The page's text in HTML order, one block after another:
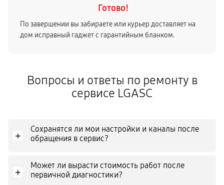
Готово!
По завершении вы забираете или курьер доставляет на
дом исправный гаджет с гарантийным бланком.
Вопросы и ответы по ремонту в
сервисе LGASC
+
Сохранятся ли мои настройки и каналы после
обращения в сервис?
+
Может ли вырасти стоимость работ после
первичной диагностики?